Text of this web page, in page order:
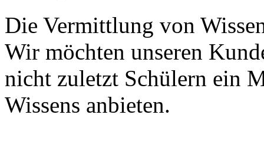
Die Vermittlung von
Wir möchten unseren
nicht zuletzt Schülern ein
Wissens anbieten.